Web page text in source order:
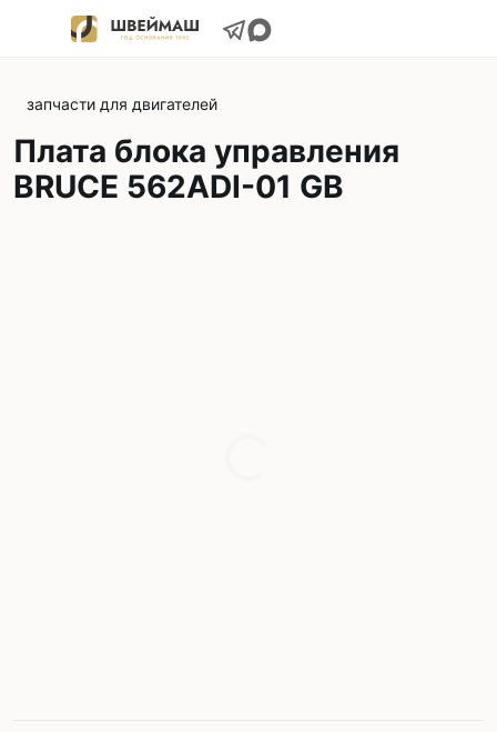
запчасти для двигателей
Плата блока управления
BRUCE 562ADI-01 GB